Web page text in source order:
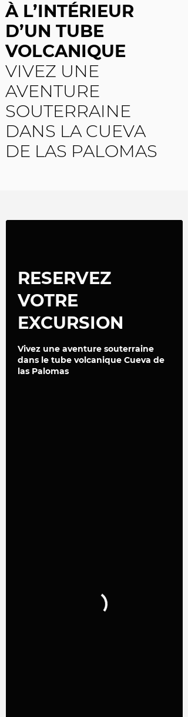
À L’INTÉRIEUR
D’UN TUBE
VOLCANIQUE
VIVEZ UNE
AVENTURE
SOUTERRAINE
DANS LA CUEVA
DE LAS PALOMAS
RESERVEZ
VOTRE
EXCURSION
Vivez une aventure souterraine
dans le tube volcanique Cueva de
las Palomas